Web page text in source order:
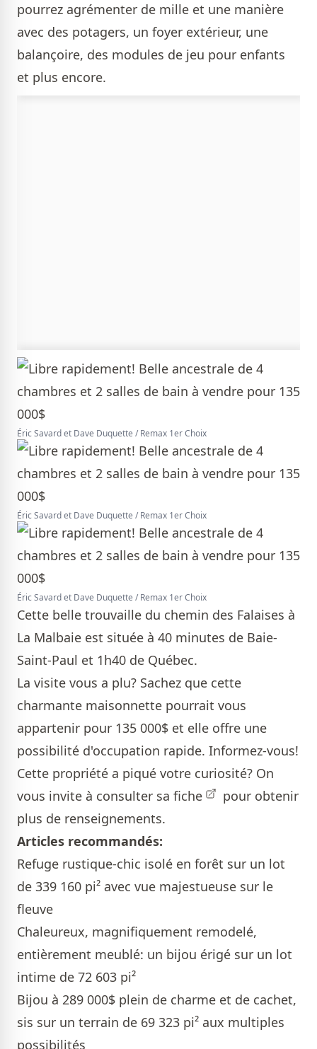
pourrez agrémenter de mille et une manière
avec des potagers, un foyer extérieur, une
balançoire, des modules de jeu pour enfants
et plus encore.
Éric Savard et Dave Duquette / Remax 1er Choix
Éric Savard et Dave Duquette / Remax 1er Choix
Éric Savard et Dave Duquette / Remax 1er Choix
Cette belle trouvaille du chemin des Falaises à
La Malbaie est située à 40 minutes de Baie-
Saint-Paul et 1h40 de Québec.
La visite vous a plu? Sachez que cette
charmante maisonnette pourrait vous
appartenir pour 135 000$ et elle offre une
possibilité d'occupation rapide. Informez-vous!
Cette propriété a piqué votre curiosité? On
vous invite à consulter sa fiche
pour obtenir
plus de renseignements.
Articles recommandés:
Refuge rustique-chic isolé en forêt sur un lot
de 339 160 pi² avec vue majestueuse sur le
fleuve
Chaleureux, magnifiquement remodelé,
entièrement meublé: un bijou érigé sur un lot
intime de 72 603 pi²
Bijou à 289 000$ plein de charme et de cachet,
sis sur un terrain de 69 323 pi² aux multiples
possibilités